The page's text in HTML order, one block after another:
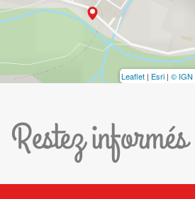
Leaflet | Esri | © IGN
Restez informés